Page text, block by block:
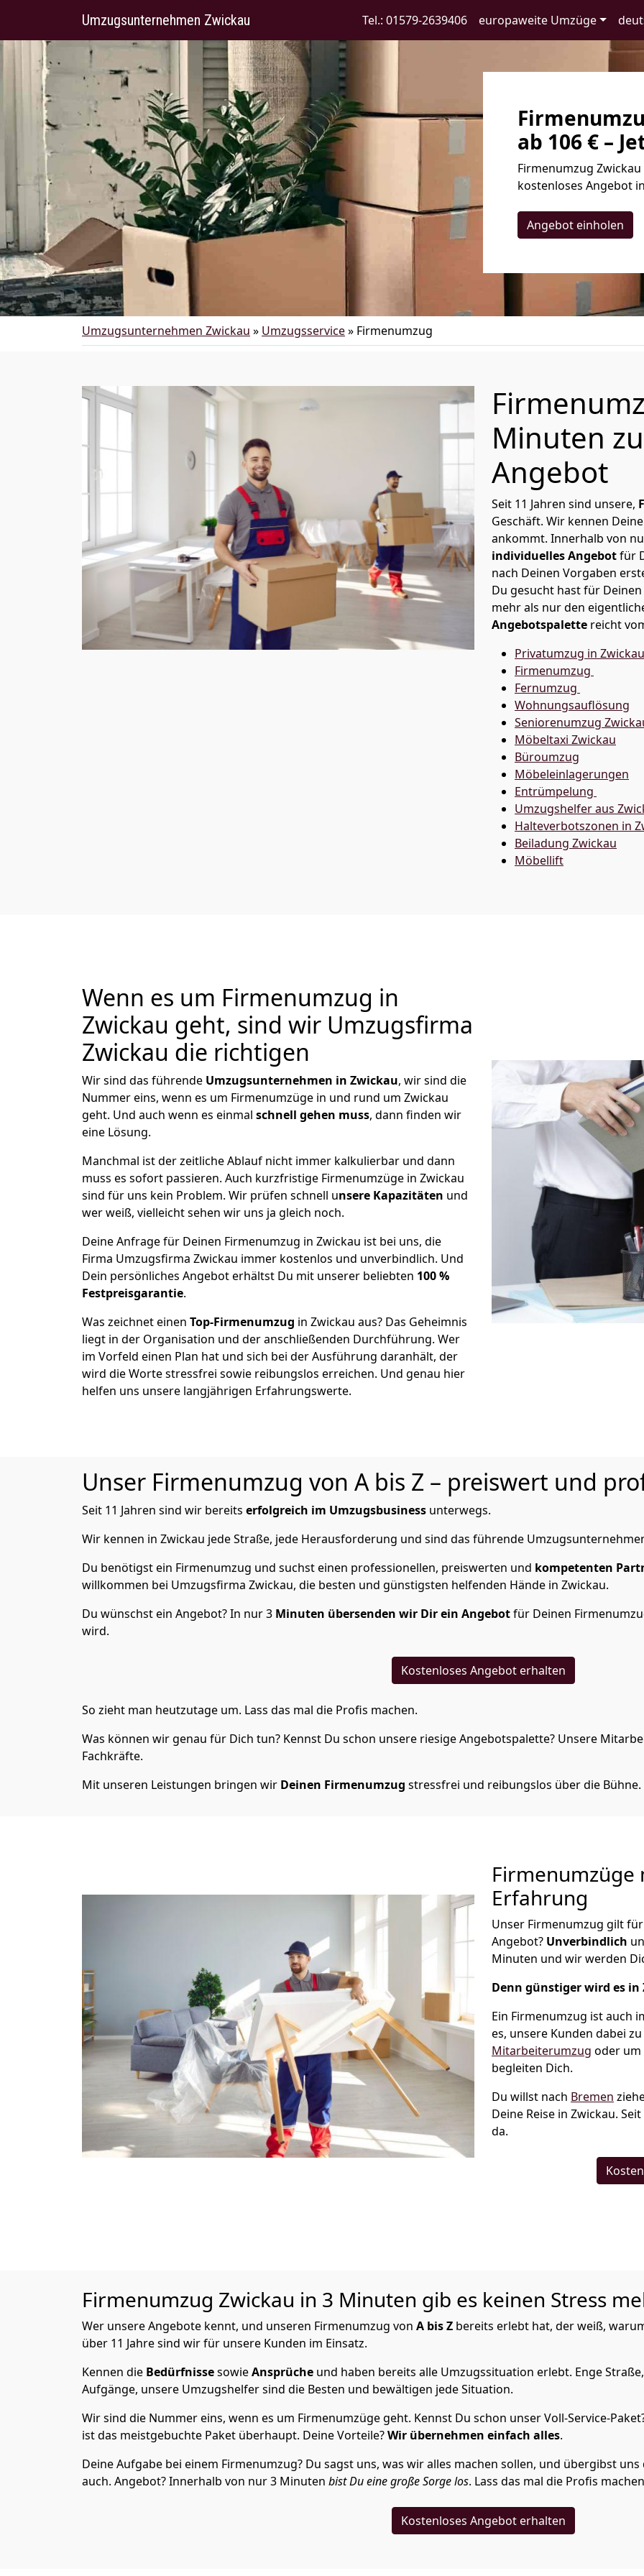
Umzugsunternehmen Zwickau Tel.: 01579-2639406 europaweite Umzüge
ab 106 € –
Firmenumzug
kostenloses Angebot
Angebot einholen
Umzugsunternehmen Zwickau » Umzugsservice» Firmenumzug
Minuten
Angebot
Seit 11 Jahren sind unsere,
Geschäft. Wir kennen
ankommt. Innerhalb von
individuelles Angebotfür
nach Deinen Vorgaben
Du gesucht hast für
mehr als nur den
Angebotspalette reicht
Privatumzug in Zwickau
Firmenumzug
Fernumzug
Wohnungsauflösung
Seniorenumzug
Möbeltaxi Zwickau
Büroumzug
Möbeleinlagerungen
Entrümpelung
Umzugshelfer aus
Halteverbotszonen in
Beiladung Zwickau
Möbellift
Wenn es um Firmenumzug in
Zwickau geht, sind wir Umzugsfirma
Zwickau die richtigen
Wir sind das führende Umzugsunternehmen in Zwickau, wir sind die
Nummer eins, wenn es um Firmenumzüge in und rund um Zwickau
geht. Und auch wenn es einmal schnell gehen muss, dann finden wir
eine Lösung.
Manchmal ist der zeitliche Ablauf nicht immer kalkulierbar und dann
muss es sofort passieren. Auch kurzfristige Firmenumzüge in Zwickau
sind für uns kein Problem. Wir prüfen schnell unsere Kapazitäten und
wer weiß, vielleicht sehen wir uns ja gleich noch.
Deine Anfrage für Deinen Firmenumzug in Zwickau ist bei uns, die
Firma Umzugsfirma Zwickau immer kostenlos und unverbindlich. Und
Dein persönliches Angebot erhältst Du mit unserer beliebten 100 %
Festpreisgarantie.
Was zeichnet einen Top-Firmenumzug in Zwickau aus? Das Geheimnis
liegt in der Organisation und der anschließenden Durchführung. Wer
im Vorfeld einen Plan hat und sich bei der Ausführung daranhält, der
wird die Worte stressfrei sowie reibungslos erreichen. Und genau hier
helfen uns unsere langjährigen Erfahrungswerte.
Unser Firmenumzug von A bis Z – preiswert und
Seit 11 Jahren sind wir bereits erfolgreich im Umzugsbusiness unterwegs.
Wir kennen in Zwickau jede Straße, jede Herausforderung und sind das führende
Du benötigst ein Firmenumzug und suchst einen professionellen, preiswerten und kompetenten
willkommen bei Umzugsfirma Zwickau, die besten und günstigsten helfenden Hände in Zwickau.
Du wünschst ein Angebot? In nur 3 Minuten übersenden wir Dir ein Angebotfür Deinen
wird.
Kostenloses Angebot erhalten
So zieht man heutzutage um. Lass das mal die Profis machen.
Was können wir genau für Dich tun? Kennst Du schon unsere riesige Angebotspalette? Unsere
Fachkräfte.
Mit unseren Leistungen bringen wir Deinen Firmenumzug stressfrei und reibungslos über die Bühne.
Firmenumzüge
Erfahrung
Unser Firmenumzug gilt
Angebot? Unverbindlich
Minuten und wir werden
Denn günstiger wird es
Ein Firmenumzug ist auch
es, unsere Kunden dabei
Mitarbeiterumzug oder um
begleiten Dich.
Du willst nach Bremen
Deine Reise in Zwickau.
da.
Firmenumzug Zwickau in 3 Minuten gib es keinen Stress
Wer unsere Angebote kennt, und unseren Firmenumzug von A bis Z bereits erlebt hat, der weiß,
über 11 Jahre sind wir für unsere Kunden im Einsatz.
Kennen die BedürfnissesowieAnsprüche und haben bereits alle Umzugssituation erlebt. Enge
Aufgänge, unsere Umzugshelfer sind die Besten und bewältigen jede Situation.
Wir sind die Nummer eins, wenn es um Firmenumzüge geht. Kennst Du schon unser Voll-Service-
ist das meistgebuchte Paket überhaupt. Deine Vorteile?Wir übernehmen einfach alles.
Deine Aufgabe bei einem Firmenumzug? Du sagst uns, was wir alles machen sollen, und übergibst uns
auch. Angebot? Innerhalb von nur 3 Minuten bist Du eine große Sorge los. Lass das mal die Profis
Kostenloses Angebot erhalten